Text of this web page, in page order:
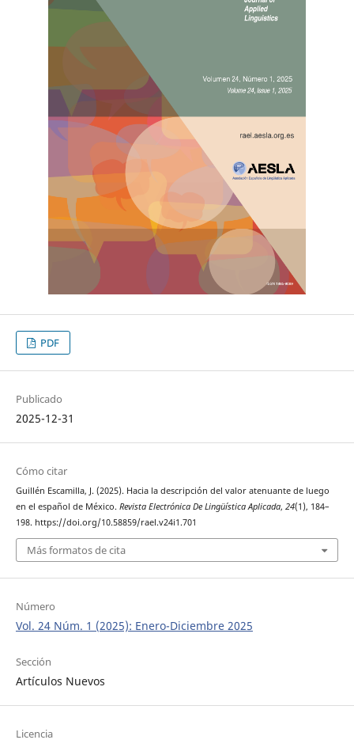
PDF
Publicado
2025-12-31
Cómo citar
Guillén Escamilla, J. (2025). Hacia la descripción del valor atenuante de luego
en el español de México. Revista Electrónica De Lingüística Aplicada, 24(1), 184–
198. https://doi.org/10.58859/rael.v24i1.701
Más formatos de cita
Número
Vol. 24 Núm. 1 (2025): Enero-Diciembre 2025
Sección
Artículos Nuevos
Licencia